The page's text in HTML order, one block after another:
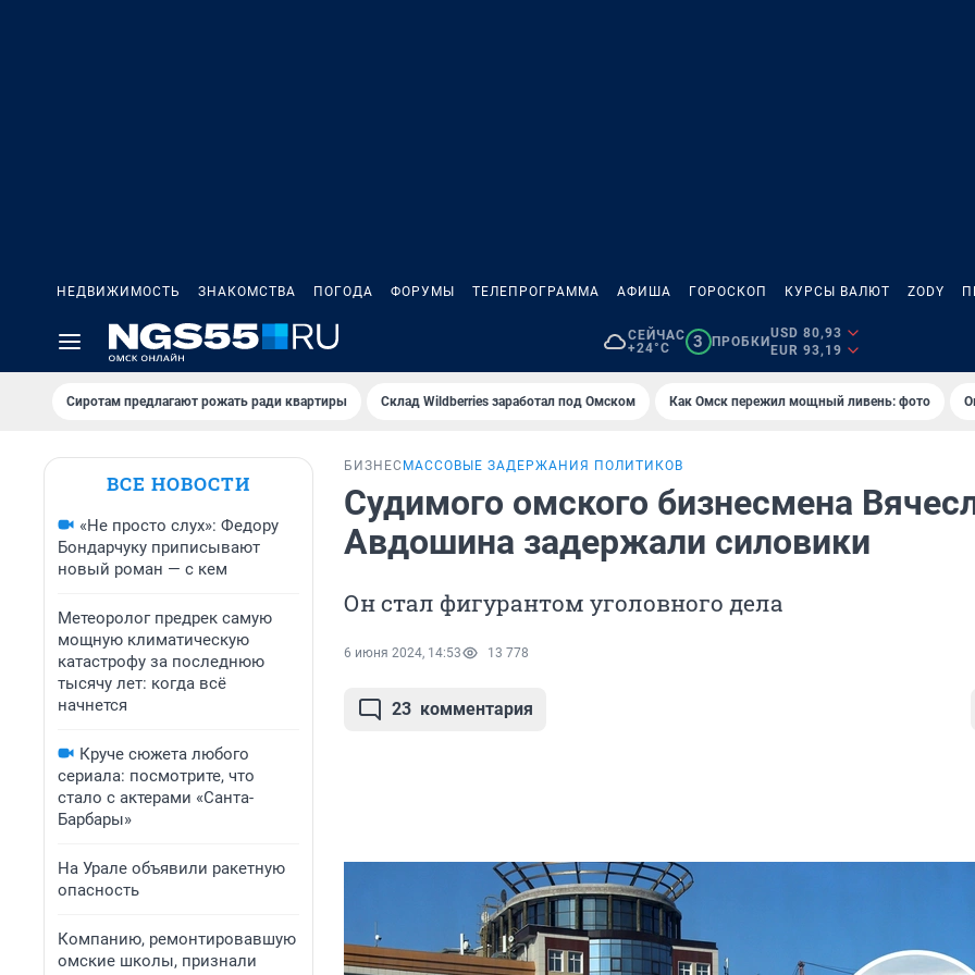
НЕДВИЖИМОСТЬ ЗНАКОМСТВА ПОГОДА ФОРУМЫ ТЕЛЕПРОГРАММА АФИША ГОРОСКОП КУРСЫ ВАЛЮТ ZODY
СЕЙЧАС
+24°C
3 ПРОБКИ
USD 80,93
EUR 93,19
Сиротам предлагают рожать ради квартиры Склад Wildberries заработал под Омском Как Омск пережил мощный ливень: фото
ВСЕ НОВОСТИ
«Не просто слух»: Федору
Бондарчуку приписывают
новый роман — с кем
Метеоролог предрек самую
мощную климатическую
катастрофу за последнюю
тысячу лет: когда всё
начнется
Круче сюжета любого
сериала: посмотрите, что
стало с актерами «Санта-
Барбары»
На Урале объявили ракетную
опасность
Компанию, ремонтировавшую
омские школы, признали
БИЗНЕС МАССОВЫЕ ЗАДЕРЖАНИЯ ПОЛИТИКОВ
Судимого омского бизнесмена
Авдошина задержали силовики
Он стал фигурантом уголовного дела
6 июня 2024, 14:53 13 778
23 комментария